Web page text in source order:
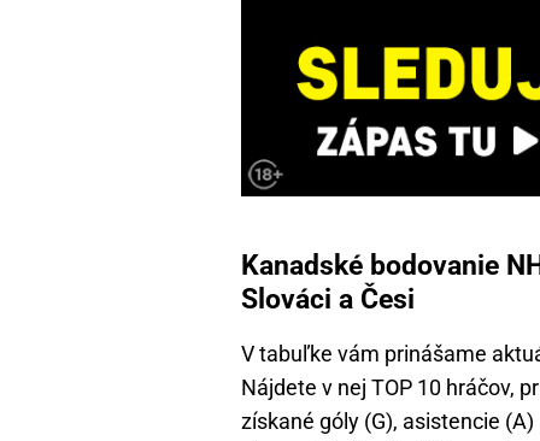
Kanadské bodovanie
Slováci a Česi
V tabuľke vám prinášame
Nájdete v nej TOP 10 hráčov,
získané góly (G), asistencie